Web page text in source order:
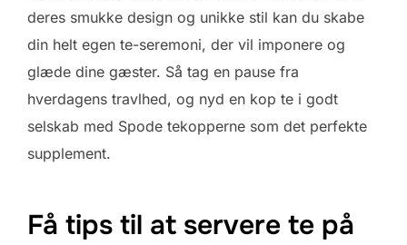
deres smukke design og unikke stil kan du skabe
din helt egen te-seremoni, der vil imponere og
glæde dine gæster. Så tag en pause fra
hverdagens travlhed, og nyd en kop te i godt
selskab med Spode tekopperne som det perfekte
supplement.
Få tips til at servere te på